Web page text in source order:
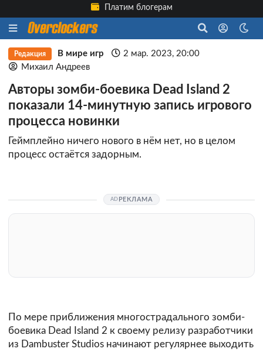
Платим блогерам
Редакция В мире игр
2 мар. 2023, 20:00
Михаил Андреев
Авторы зомби-боевика Dead Island 2
показали 14-минутную запись игрового
процесса новинки
Геймплейно ничего нового в нём нет, но в целом
процесс остаётся задорным.
РЕКЛАМА
По мере приближения многострадального зомби-
боевика Dead Island 2 к своему релизу разработчики
из Dambuster Studios начинают регулярнее выходить